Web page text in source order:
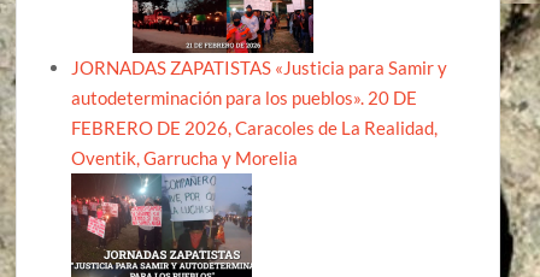
JORNADAS ZAPATISTAS «Justicia para Samir y
autodeterminación para los pueblos». 20 DE
FEBRERO DE 2026, Caracoles de La Realidad,
Oventik, Garrucha y Morelia